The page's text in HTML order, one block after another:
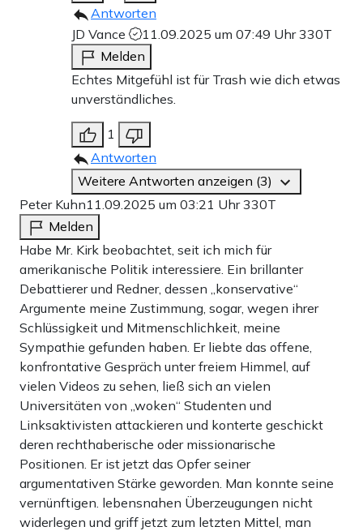
Antworten
JD Vance
11.09.2025 um 07:49 Uhr330T
Melden
Echtes Mitgefühl ist für Trash wie dich etwas
unverständliches.
1
Antworten
Weitere Antworten anzeigen (3)
Peter Kuhn11.09.2025 um 03:21 Uhr330T
Melden
Habe Mr. Kirk beobachtet, seit ich mich für
amerikanische Politik interessiere. Ein brillanter
Debattierer und Redner, dessen „konservative“
Argumente meine Zustimmung, sogar, wegen ihrer
Schlüssigkeit und Mitmenschlichkeit, meine
Sympathie gefunden haben. Er liebte das offene,
konfrontative Gespräch unter freiem Himmel, auf
vielen Videos zu sehen, ließ sich an vielen
Universitäten von „woken“ Studenten und
Linksaktivisten attackieren und konterte geschickt
deren rechthaberische oder missionarische
Positionen. Er ist jetzt das Opfer seiner
argumentativen Stärke geworden. Man konnte seine
vernünftigen. lebensnahen Überzeugungen nicht
widerlegen und griff jetzt zum letzten Mittel, man